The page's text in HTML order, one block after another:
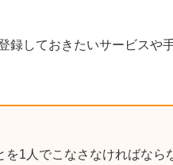
録しておきたいサービスや
1人でこなさなければなら